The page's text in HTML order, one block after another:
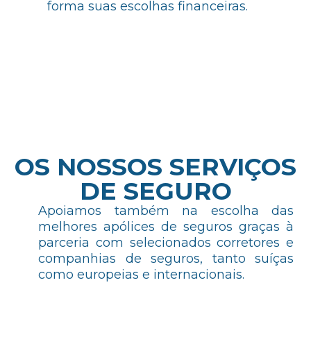
forma suas escolhas financeiras.
OS NOSSOS SERVIÇOS
DE SEGURO
Apoiamos também na escolha das
melhores apólices de seguros graças à
parceria com selecionados corretores e
companhias de seguros, tanto suíças
como europeias e internacionais.